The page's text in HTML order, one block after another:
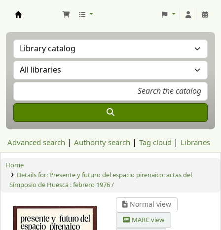
Advanced search Authority search Tag cloud Libraries
Home
Details for: Presente y futuro del espacio pirenaico: actas del
Simposio de Huesca : febrero 1976 /
Normal view
MARC view